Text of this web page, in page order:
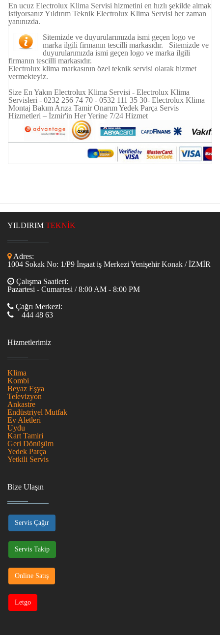
En ucuz Electrolux Klima Servisi hizmetini en hızlı şekilde almak
istiyorsanız Yıldırım Teknik Electrolux Klima Servisi her zaman
yanınızda.
Sitemizde ve duyurularımızda ismi geçen logo ve
marka ilgili firmanın tescilli markasıdır. Sitemizde ve
duyurularımızda ismi geçen logo ve marka ilgili
firmanın tescilli markasıdır.
Electrolux klima markasının özel teknik servisi olarak hizmet
vermekteyiz.
Size En Yakın Electrolux Klima Servisi - Electrolux Klima
Servisleri - 0232 256 74 70 - 0532 111 35 30- Electrolux Klima
Montaj Bakım Arıza Tamir Onarım Yedek Parça Servis
Hizmetleri – İzmir'in Her Yerine 7/24 Hizmet
YILDIRIM TEKNİK
Adres:
1004 Sokak No: 1/P9 İnşaat iş Merkezi Yenişehir Konak / İZMİR
Çalışma Saatleri:
Pazartesi - Cumartesi / 8:00 AM - 8:00 PM
Çağrı Merkezi:
444 48 63
Hizmetlerimiz
Klima
Kombi
Beyaz Eşya
Televizyon
Ankastre
Endüstriyel Mutfak
Ev Aletleri
Uydu
Kart Tamiri
Geri Dönüşüm
Yedek Parça
Yetkili Servis
Bize Ulaşın
Servis Çağır
Servis Takip
Online Satış
Letgo